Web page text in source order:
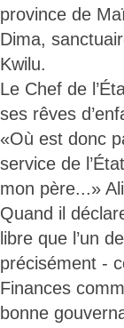
province de
Dima,
Kwilu.
Le Chef de
ses rêves
«Où est donc
service de
mon père...»
Quand il
libre que l’un
précisément -
Finances
bonne